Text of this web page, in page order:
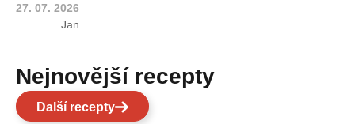
27. 07. 2026
Jan
Nejnovější recepty
Další recepty